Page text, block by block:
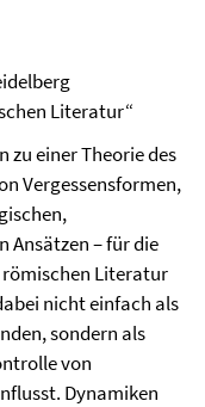
Literatur“
zu einer Theorie des
Vergessensformen,
Ansätzen – für die
römischen Literatur
nicht einfach als
sondern als
von
Dynamiken